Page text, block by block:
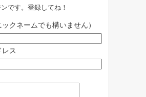
です。登録してね！
クネームでも構いません）
レス